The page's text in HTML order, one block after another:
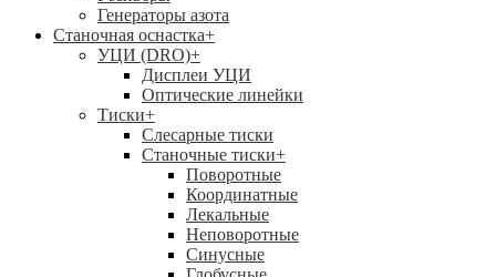
Генераторы азота
Станочная оснастка+
УЦИ (DRO)+
Дисплеи УЦИ
Оптические линейки
Тиски+
Слесарные тиски
Станочные тиски+
Поворотные
Координатные
Лекальные
Неповоротные
Синусные